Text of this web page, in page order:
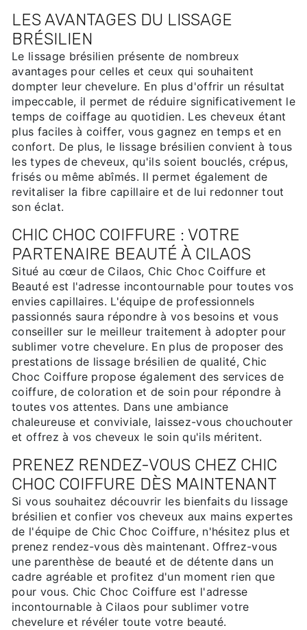
LES AVANTAGES DU LISSAGE
BRÉSILIEN
Le lissage brésilien présente de nombreux
avantages pour celles et ceux qui souhaitent
dompter leur chevelure. En plus d'offrir un résultat
impeccable, il permet de réduire significativement le
temps de coiffage au quotidien. Les cheveux étant
plus faciles à coiffer, vous gagnez en temps et en
confort. De plus, le lissage brésilien convient à tous
les types de cheveux, qu'ils soient bouclés, crépus,
frisés ou même abîmés. Il permet également de
revitaliser la fibre capillaire et de lui redonner tout
son éclat.
CHIC CHOC COIFFURE : VOTRE
PARTENAIRE BEAUTÉ À CILAOS
Situé au cœur de Cilaos, Chic Choc Coiffure et
Beauté est l'adresse incontournable pour toutes vos
envies capillaires. L'équipe de professionnels
passionnés saura répondre à vos besoins et vous
conseiller sur le meilleur traitement à adopter pour
sublimer votre chevelure. En plus de proposer des
prestations de lissage brésilien de qualité, Chic
Choc Coiffure propose également des services de
coiffure, de coloration et de soin pour répondre à
toutes vos attentes. Dans une ambiance
chaleureuse et conviviale, laissez-vous chouchouter
et offrez à vos cheveux le soin qu'ils méritent.
PRENEZ RENDEZ-VOUS CHEZ CHIC
CHOC COIFFURE DÈS MAINTENANT
Si vous souhaitez découvrir les bienfaits du lissage
brésilien et confier vos cheveux aux mains expertes
de l'équipe de Chic Choc Coiffure, n'hésitez plus et
prenez rendez-vous dès maintenant. Offrez-vous
une parenthèse de beauté et de détente dans un
cadre agréable et profitez d'un moment rien que
pour vous. Chic Choc Coiffure est l'adresse
incontournable à Cilaos pour sublimer votre
chevelure et révéler toute votre beauté.